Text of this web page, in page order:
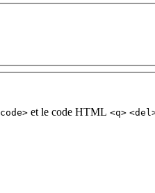
et le code HTML <q>